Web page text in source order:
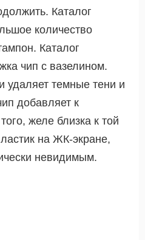
Каталог
количество
Каталог
чип с вазелином.
удаляет темные тени и
добавляет к
желе близка к той
на ЖК-экране,
невидимым.